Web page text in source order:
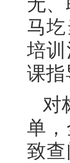
马
培
课指
对
单
致